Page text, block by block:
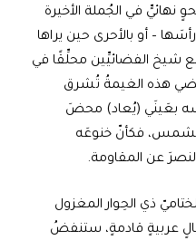
نهائيٍّ في الجُملة الأخيرة
– أو بالأحرى حين يراها
شيخ الفضائيِّين محلِّقًا في
هذه الغيمةُ تُشرق
بعَينَي (يُعاد) محضَ
فكأنّ خنوعَه
عن المقاومة.
ذي الحِوار المغزول
عربيةٍ قادمةٍ، ستنفضُ